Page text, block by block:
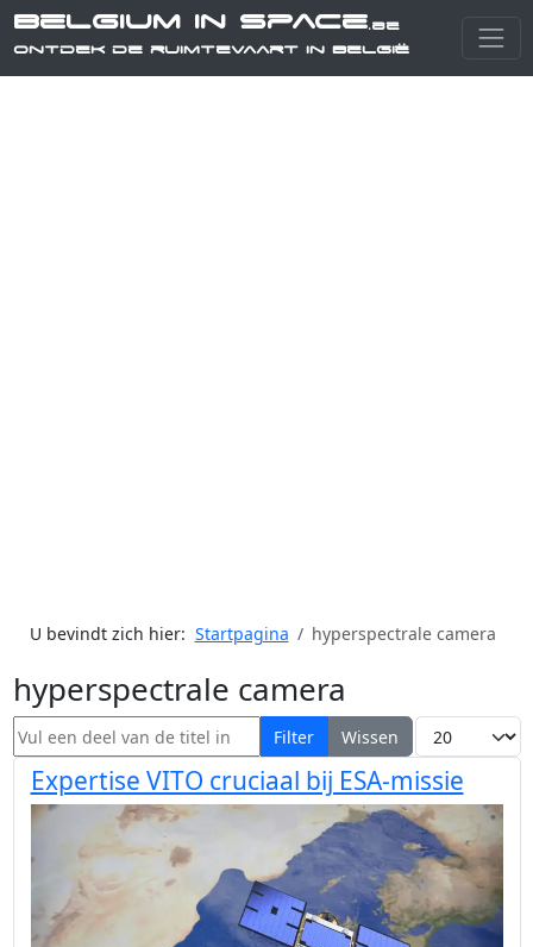
Belgium in Space.be
Ontdek de ruimtevaart in België
U bevindt zich hier: Startpagina hyperspectrale camera
hyperspectrale camera
Vul een deel van de titel in Filter Wissen Toon #
Expertise VITO cruciaal bij ESA-missie